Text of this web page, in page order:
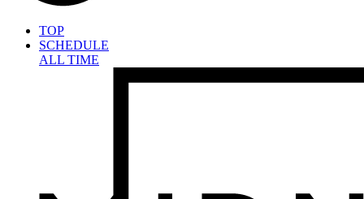
TOP
SCHEDULE
ALL TIME